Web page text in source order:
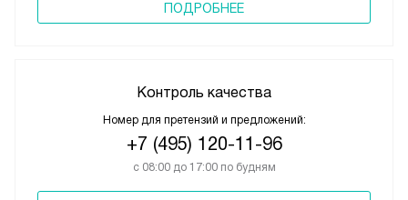
ПОДРОБНЕЕ
Контроль качества
Номер для претензий и предложений:
+7 (495) 120-11-96
с 08:00 до 17:00 по будням